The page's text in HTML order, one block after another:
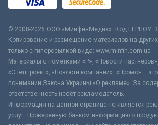
© 2008-2026 ООО «МинфинМедиа». Код ЕГРПОУ:
Копирование и размещение материалов на
только с гиперссылкой вида: www.minfin.com.ua
Материалы с пометками «Р», «Новости
«Спецпроект», «Новости компаний», «Промо» –
понимании Закона Украины «О рекламе». За
ответственность несёт рекламодатель.
Информация на данной странице не является
услуг. Проверенную банком информацию о